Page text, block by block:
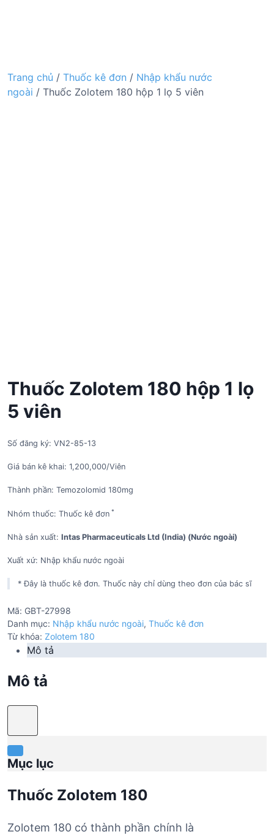
Trang chủ / Thuốc kê đơn / Nhập khẩu nước
ngoài / Thuốc Zolotem 180 hộp 1 lọ 5 viên
Thuốc Zolotem 180 hộp 1 lọ
5 viên
Số đăng ký: VN2-85-13
Giá bán kê khai: 1,200,000/Viên
Thành phần: Temozolomid 180mg
Nhóm thuốc: Thuốc kê đơn *
Nhà sản xuất: Intas Pharmaceuticals Ltd (India) (Nước ngoài)
Xuất xứ: Nhập khẩu nước ngoài
* Đây là thuốc kê đơn. Thuốc này chỉ dùng theo đơn của bác sĩ
Mã: GBT-27998
Danh mục: Nhập khẩu nước ngoài, Thuốc kê đơn
Từ khóa: Zolotem 180
Mô tả
Mô tả
Mục lục
Thuốc Zolotem 180
Zolotem 180 có thành phần chính là